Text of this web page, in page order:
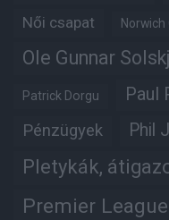
Női csapat Norwich
Ole Gunnar
Patrick Dorgu Paul
Pénzügyek Phil
Pletykák,
Premier League